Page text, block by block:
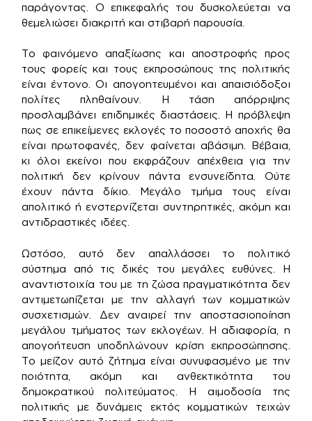
παράγοντας. Ο επικεφαλής του δυσκολεύεται να
θεμελιώσει διακριτή και στιβαρή παρουσία.
Το φαινόμενο απαξίωσης και αποστροφής προς
τους φορείς και τους εκπροσώπους της πολιτικής
είναι έντονο. Οι απογοητευμένοι και απαισιόδοξοι
πολίτες πληθαίνουν. Η τάση απόρριψης
προσλαμβάνει επιδημικές διαστάσεις. Η πρόβλεψη
πως σε επικείμενες εκλογές το ποσοστό αποχής θα
είναι πρωτοφανές, δεν φαίνεται αβάσιμη. Βέβαια,
κι όλοι εκείνοι που εκφράζουν απέχθεια για την
πολιτική δεν κρίνουν πάντα ενσυνείδητα. Ούτε
έχουν πάντα δίκιο. Μεγάλο τμήμα τους είναι
απολιτικό ή ενστερνίζεται συντηρητικές, ακόμη και
αντιδραστικές ιδέες.
Ωστόσο, αυτό δεν απαλλάσσει το πολιτικό
σύστημα από τις δικές του μεγάλες ευθύνες. Η
αναντιστοιχία του με τη ζώσα πραγματικότητα δεν
αντιμετωπίζεται με την αλλαγή των κομματικών
συσχετισμών. Δεν αναιρεί την αποστασιοποίηση
μεγάλου τμήματος των εκλογέων. Η αδιαφορία, η
απογοήτευση υποδηλώνουν κρίση εκπροσώπησης.
Το μείζον αυτό ζήτημα είναι συνυφασμένο με την
ποιότητα, ακόμη και ανθεκτικότητα του
δημοκρατικού πολιτεύματος. Η αιμοδοσία της
πολιτικής με δυνάμεις εκτός κομματικών τειχών